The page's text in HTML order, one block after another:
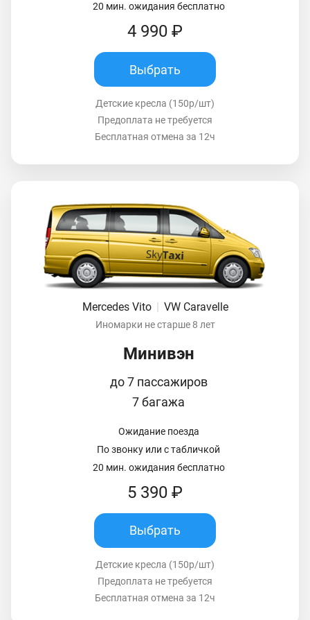
20 мин. ожидания бесплатно
4 990 ₽
Выбрать
Детские кресла (150р/шт)
Предоплата не требуется
Бесплатная отмена за 12ч
Mercedes Vito | VW Caravelle
Иномарки не старше 8 лет
Минивэн
до 7 пассажиров
7 багажа
Ожидание поезда
По звонку или с табличкой
20 мин. ожидания бесплатно
5 390 ₽
Выбрать
Детские кресла (150р/шт)
Предоплата не требуется
Бесплатная отмена за 12ч